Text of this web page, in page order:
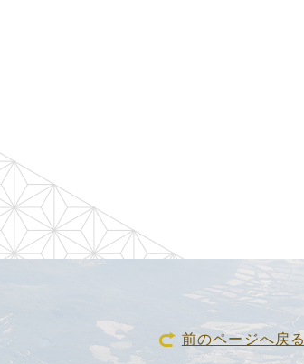
前のページへ戻る